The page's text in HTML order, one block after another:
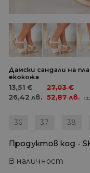
Дамски сандали на
екокожа
13,51 €
26,42 лв.
27,03€
52,87лв.
36 37 38
Продуктов код -
В наличност